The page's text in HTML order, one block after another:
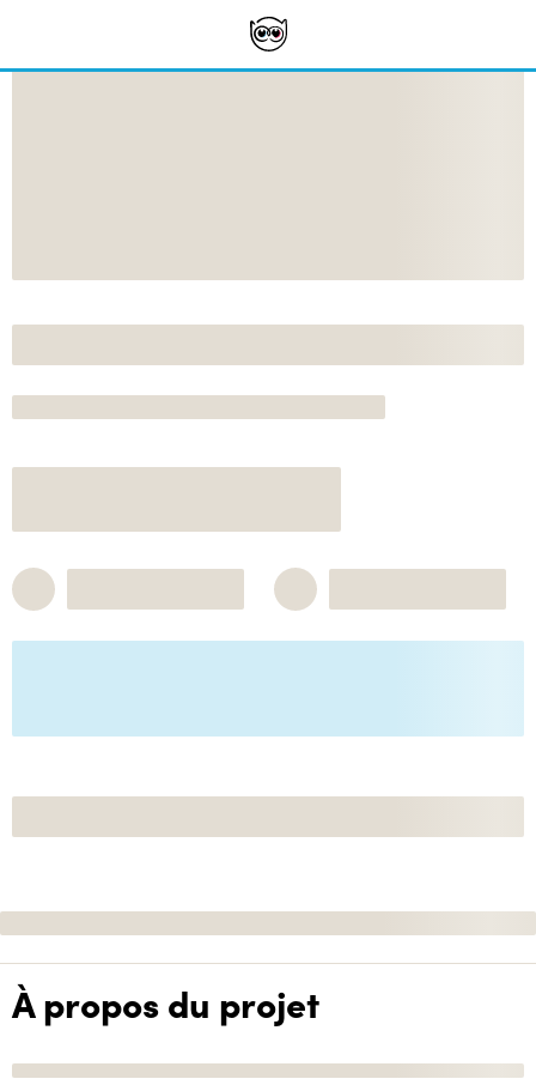
À propos du projet